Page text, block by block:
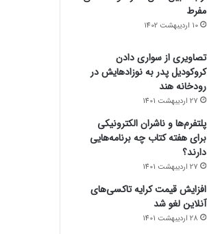
مفرط
10 اردیبهشت 1402
تصاویری از سواری دادن
کروکودیل پدر به نوزادهایش در
رودخانه هند
27 اردیبهشت 1401
پلتفرم‌ها و ناشران الکترونیکی
برای هفته کتاب چه برنامه‌هایی
دارند؟
27 اردیبهشت 1401
افزایش قیمت کرایه تاکسی‌های
آنلاین لغو شد
28 اردیبهشت 1401